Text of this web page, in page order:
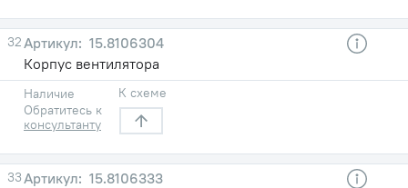
32
15.8106304
Корпус вентилятора
Наличие
Обратитесь к
консультанту
К схеме
33
15.8106333